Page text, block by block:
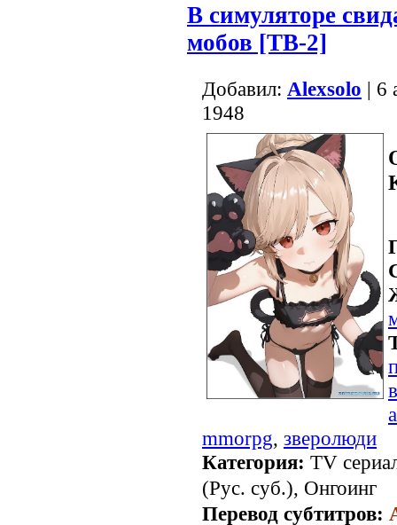
В симуляторе
мобов [ТВ-2]
Добавил: Alexsolo | 6
1948
mmorpg, зверолюди
Категория: TV
(Рус. суб.), Онгоинг
Перевод субтитров: